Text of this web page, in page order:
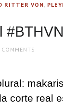
RITTER VON
corte real